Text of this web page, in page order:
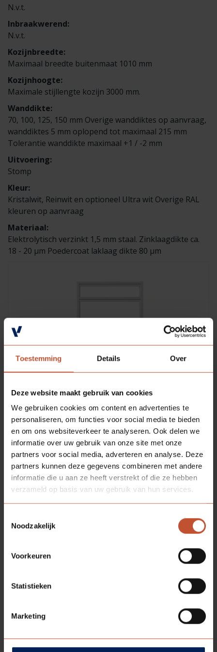
Toestemming Details Over
Deze website maakt gebruik van cookies
We gebruiken cookies om content en advertenties te
personaliseren, om functies voor social media te bieden
en om ons websiteverkeer te analyseren. Ook delen we
informatie over uw gebruik van onze site met onze
partners voor social media, adverteren en analyse. Deze
partners kunnen deze gegevens combineren met andere
informatie die u aan ze heeft verstrekt of die ze hebben
verzameld op basis van uw gebruik van hun services.
Noodzakelijk
Voorkeuren
Statistieken
Marketing
Veelgestelde vragen
Brochures
Technische documentatie
Veelgestelde vragen
N.v.t.
Inbraakwerend:
N.v.t.
Kozijnbreedte:
Maximaal breedte buitenmaat 1010 mm
Kozijnhoogte:
Maximale stijllengte kozijn 3000 mm.
Wanddikte:
70, 100, 125, 150 mm Overige wanddiktes op aanvraag,
wanddiktes 5 mm oplopend tot maximaal 215 mm
Tolerantie wanddikte maximaal +1 / -2 mm
Uitvoering:
Stomp
Kleur:
Kristalwit, Reinwit en optioneel Ultra wit Overige RAL
kleuren op aanvraag
Materiaal:
Elektrolytisch verzinkt 1,5 mm staal. Zinklaagdikte ca.
18 - 20 µm Poedercoat laklaag dikte 80 µm
DOWNLOADS
Technische tekening
Technische informatie
Bestektekst